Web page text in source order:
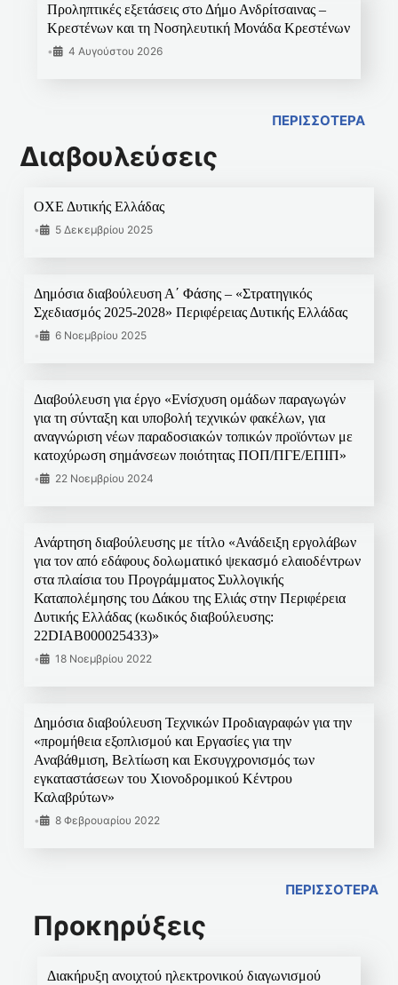
Προληπτικές εξετάσεις στο Δήμο Ανδρίτσαινας –
Κρεστένων και τη Νοσηλευτική Μονάδα Κρεστένων
• 4 Αυγούστου 2026
ΠΕΡΙΣΣΟΤΕΡΑ
Διαβουλεύσεις
ΟΧΕ Δυτικής Ελλάδας
• 5 Δεκεμβρίου 2025
Δημόσια διαβούλευση Α΄ Φάσης – «Στρατηγικός
Σχεδιασμός 2025-2028» Περιφέρειας Δυτικής Ελλάδας
• 6 Νοεμβρίου 2025
Διαβούλευση για έργο «Ενίσχυση ομάδων παραγωγών
για τη σύνταξη και υποβολή τεχνικών φακέλων, για
αναγνώριση νέων παραδοσιακών τοπικών προϊόντων με
κατοχύρωση σημάνσεων ποιότητας ΠΟΠ/ΠΓΕ/ΕΠΙΠ»
• 22 Νοεμβρίου 2024
Ανάρτηση διαβούλευσης με τίτλο «Ανάδειξη εργολάβων
για τον από εδάφους δολωματικό ψεκασμό ελαιοδέντρων
στα πλαίσια του Προγράμματος Συλλογικής
Καταπολέμησης του Δάκου της Ελιάς στην Περιφέρεια
Δυτικής Ελλάδας (κωδικός διαβούλευσης:
22DIAB000025433)»
• 18 Νοεμβρίου 2022
Δημόσια διαβούλευση Τεχνικών Προδιαγραφών για την
«προμήθεια εξοπλισμού και Εργασίες για την
Αναβάθμιση, Βελτίωση και Εκσυγχρονισμός των
εγκαταστάσεων του Χιονοδρομικού Κέντρου
Καλαβρύτων»
• 8 Φεβρουαρίου 2022
ΠΕΡΙΣΣΟΤΕΡΑ
Προκηρύξεις
Διακήρυξη ανοιχτού ηλεκτρονικού διαγωνισμού